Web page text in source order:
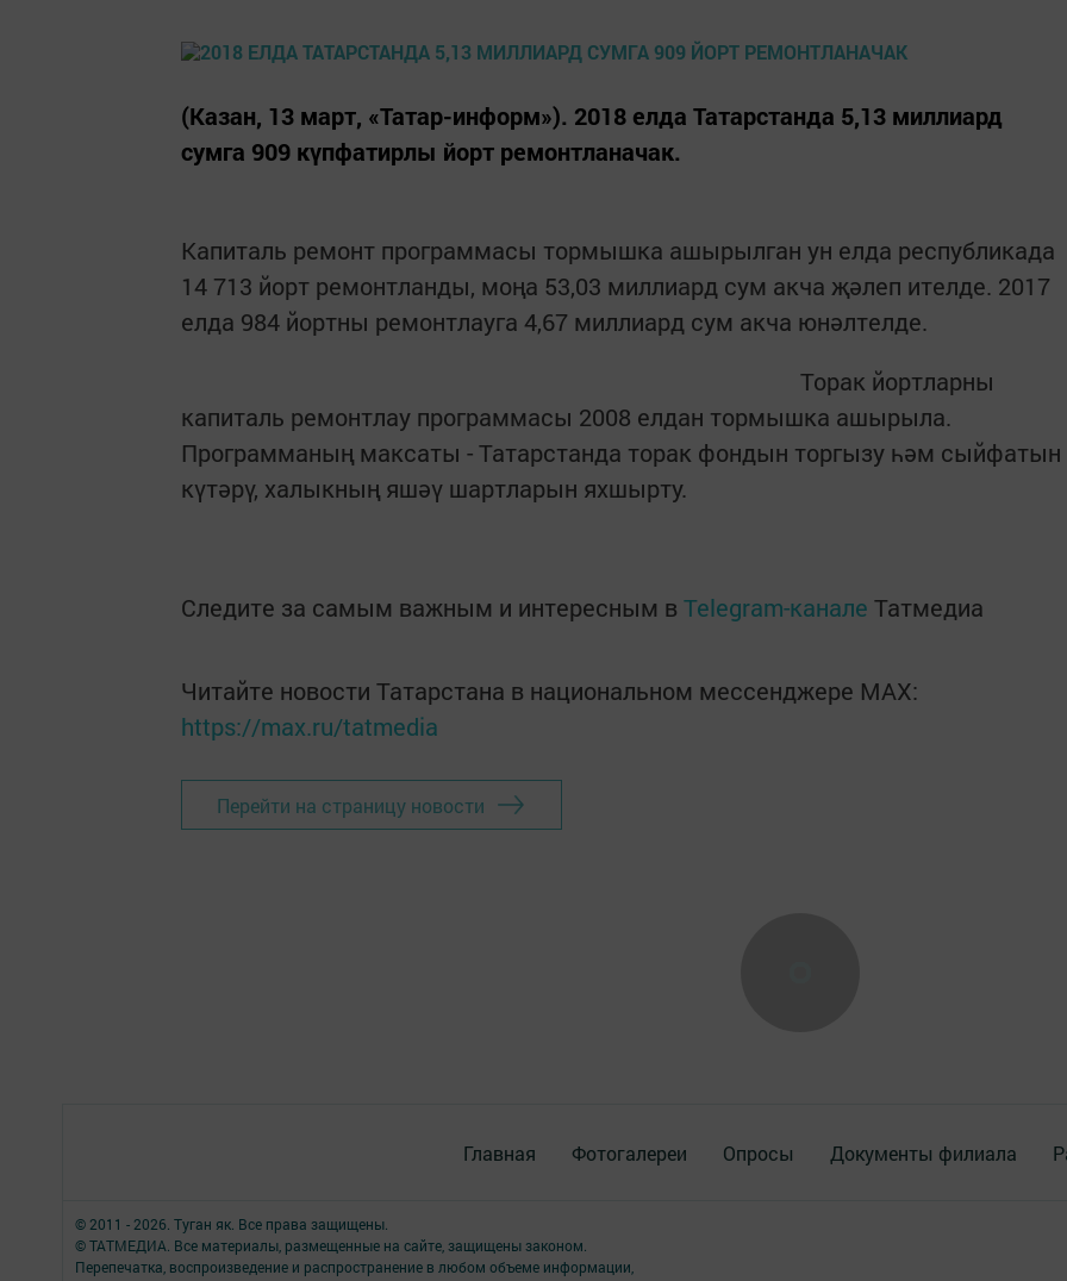
(Казан, 13 март, «Татар-информ»). 2018 елда Татарстанда 5,13 миллиард
сумга 909 күпфатирлы йорт ремонтланачак.
Капиталь ремонт программасы тормышка ашырылган ун елда республикада
14 713 йорт ремонтланды, моңа 53,03 миллиард сум акча җәлеп ителде. 2017
елда 984 йортны ремонтлауга 4,67 миллиард сум акча юнәлтелде.
Торак йортларны
капиталь ремонтлау программасы 2008 елдан тормышка ашырыла.
Программаның максаты - Татарстанда торак фондын торгызу һәм сыйфатын
күтәрү, халыкның яшәү шартларын яхшырту.
Следите за самым важным и интересным в Telegram-канале Татмедиа
Читайте новости Татарстана в национальном мессенджере MАХ:
https://max.ru/tatmedia
Перейти на страницу новости
Главная Фотогалереи Опросы Документы филиала
© 2011 - 2026. Туган як. Все права защищены.
© ТАТМЕДИА. Все материалы, размещенные на сайте, защищены законом.
Перепечатка, воспроизведение и распространение в любом объеме информации,